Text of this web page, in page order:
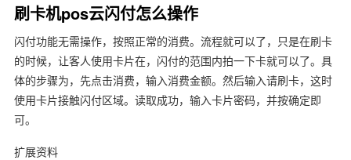
刷卡机pos云闪付怎么操作
闪付功能无需操作，按照正常的消费。流程就可以了，只是在刷卡
的时候，让客人使用卡片在，闪付的范围内拍一下卡就可以了。具
体的步骤为，先点击消费，输入消费金额。然后输入请刷卡，这时
使用卡片接触闪付区域。读取成功，输入卡片密码，并按确定即
可。
扩展资料